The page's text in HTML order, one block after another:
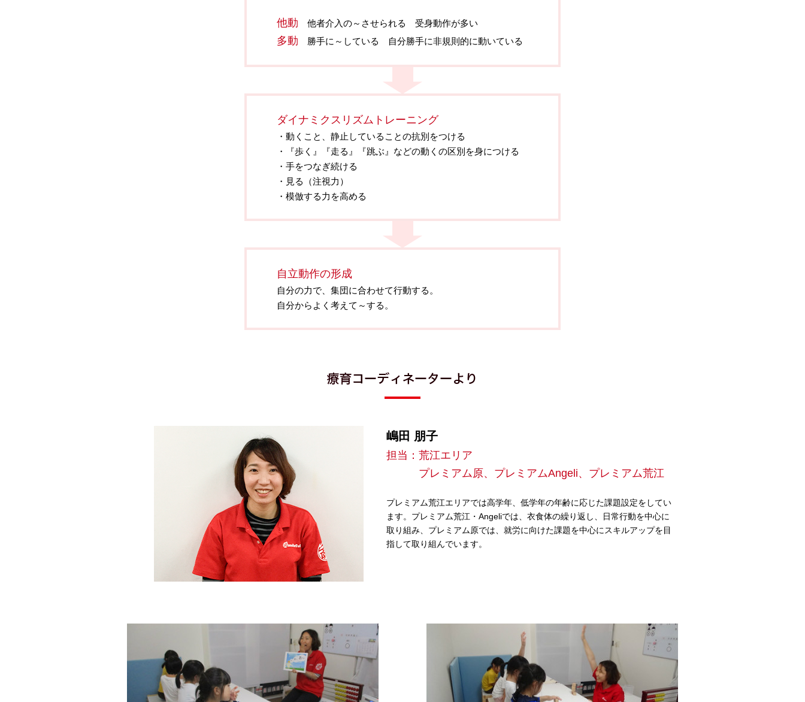
他動 他者介入の～させられる 受身動作が多い
多動 勝手に～している 自分勝手に非規則的に動いている
ダイナミクスリズムトレーニング
・動くこと、静止していることの抗別をつける
・『歩く』『走る』『跳ぶ』などの動くの区別を身につける
・手をつなぎ続ける
・見る（注視力）
・模倣する力を高める
自立動作の形成
自分の力で、集団に合わせて行動する。
自分からよく考えて～する。
嶋田 朋子
担当：荒江エリア
プレミアム原、プレミアムAngeli、プレミアム荒江
プレミアム荒江エリアでは高学年、低学年の年齢に応じた課題設定をしてい
ます。プレミアム荒江・Angeliでは、衣食体の繰り返し、日常行動を中心に
取り組み、プレミアム原では、就労に向けた課題を中心にスキルアップを目
指して取り組んでいます。